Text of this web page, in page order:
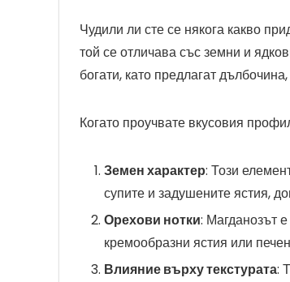
Чудили ли сте се някога какво
той се отличава със земни и
богати, като предлагат
Когато проучвате вкусовия
Земен характер: Този
супите и задушените ястия,
Орехови нотки: Магданозът
кремообразни ястия или
Влияние върху текстурата: